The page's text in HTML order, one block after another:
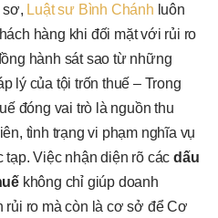
sơ, Luật sư Bình Chánh luôn
hàng khi đối mặt với rủi ro
hành sát sao từ những
lý của tội trốn thuế – Trong
đóng vai trò là nguồn thu
tình trạng vi phạm nghĩa vụ
Việc nhận diện rõ các dấu
không chỉ giúp doanh
rủi ro mà còn là cơ sở để Cơ